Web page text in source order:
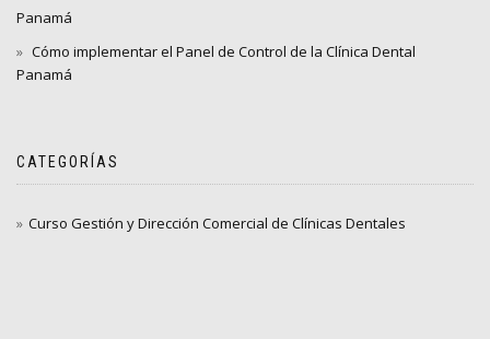
Panamá
Cómo implementar el Panel de Control de la Clínica Dental
Panamá
CATEGORÍAS
Curso Gestión y Dirección Comercial de Clínicas Dentales